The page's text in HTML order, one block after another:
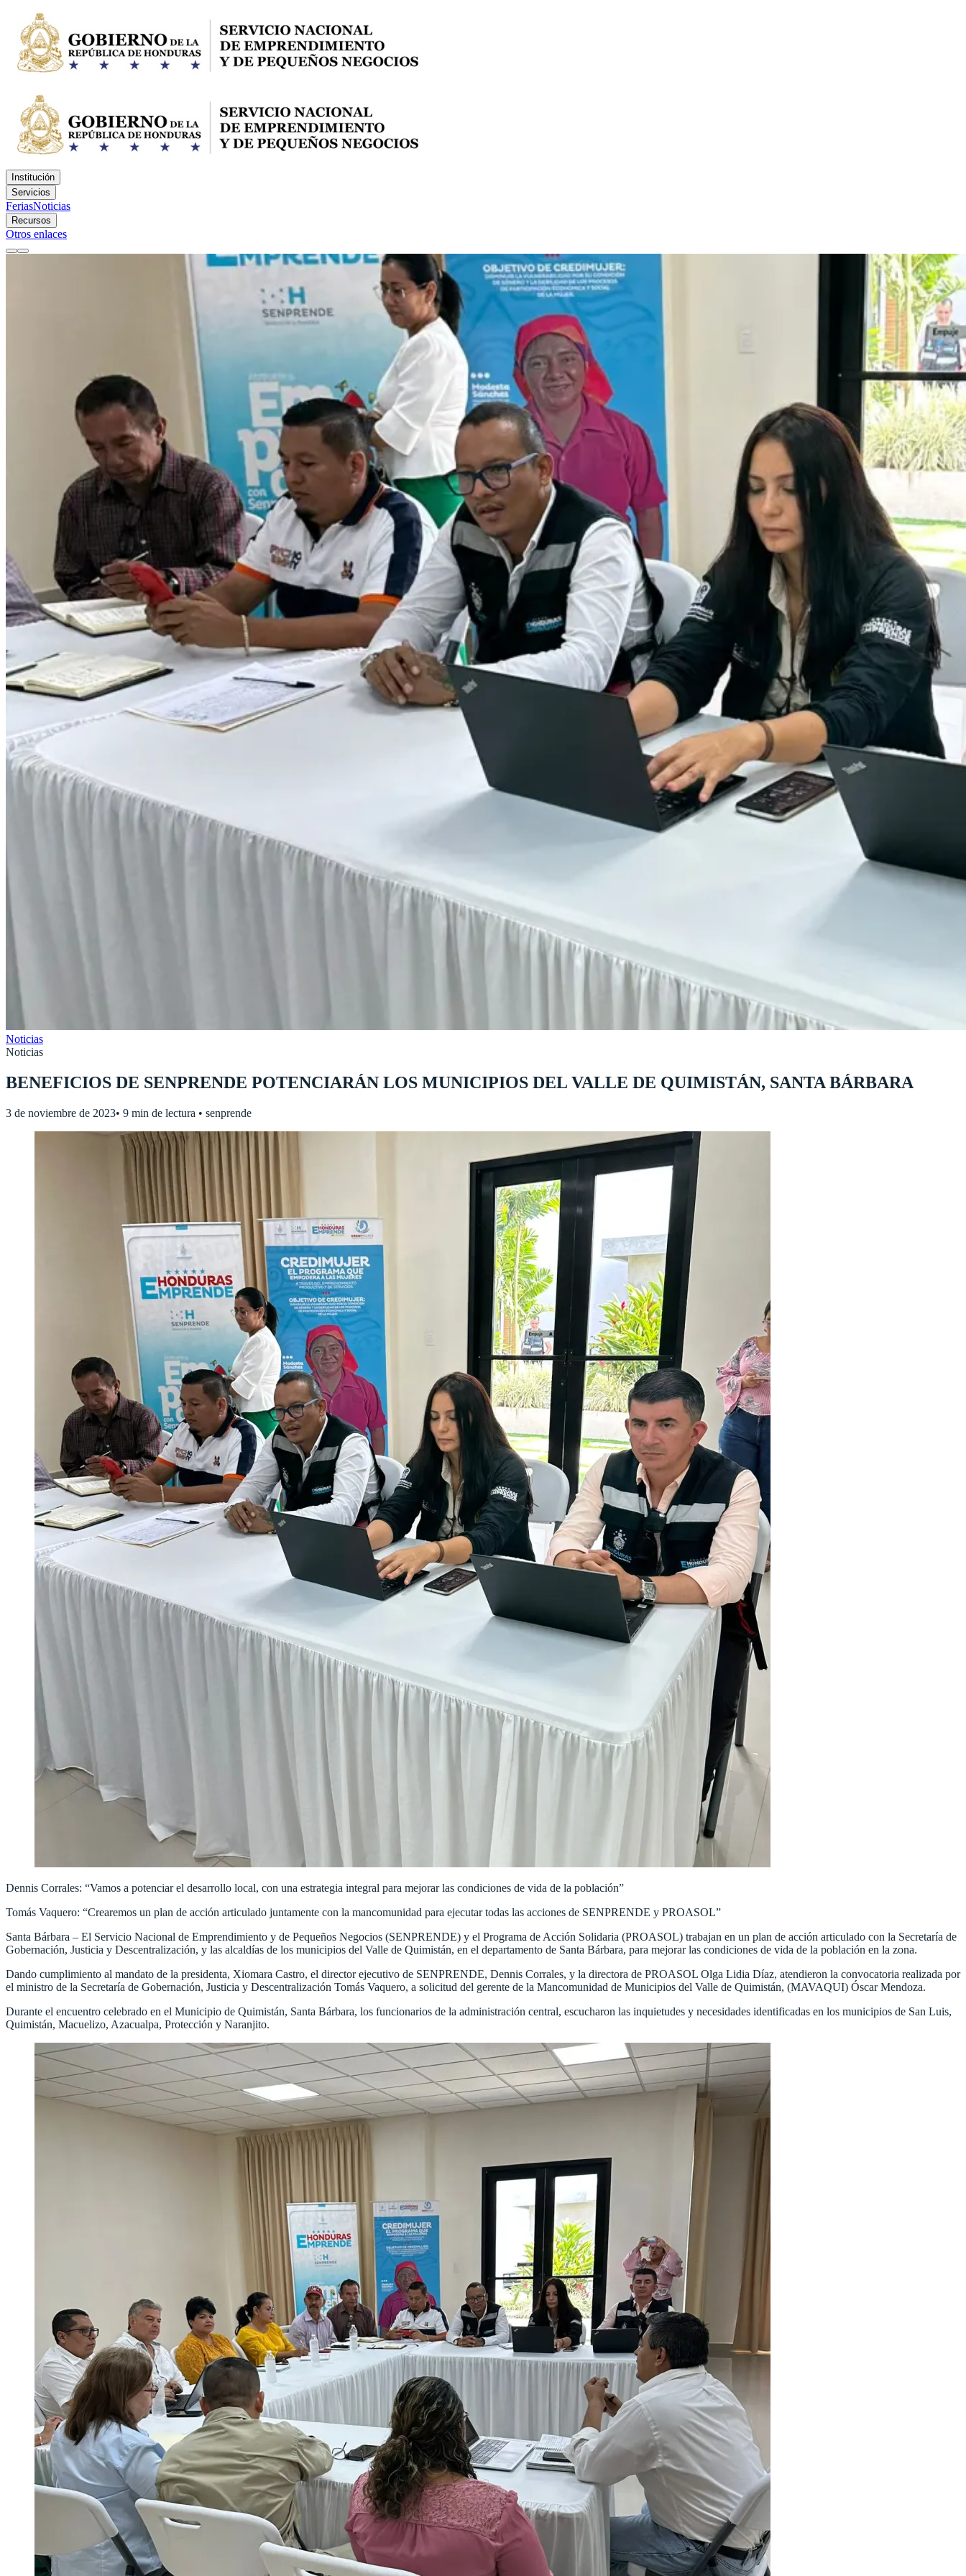
Institución
Servicios
FeriasNoticias
Recursos
Otros enlaces
Noticias
Noticias
BENEFICIOS DE SENPRENDE POTENCIARÁN LOS MUNICIPIOS DEL VALLE DE QUIMISTÁN, SANTA BÁRBARA
3 de noviembre de 2023• 9 min de lectura • senprende
Dennis Corrales: “Vamos a potenciar el desarrollo local, con una estrategia integral para mejorar las condiciones de vida de la población”
Tomás Vaquero: “Crearemos un plan de acción articulado juntamente con la mancomunidad para ejecutar todas las acciones de SENPRENDE y PROASOL”
Santa Bárbara – El Servicio Nacional de Emprendimiento y de Pequeños Negocios (SENPRENDE) y el Programa de Acción Solidaria (PROASOL) trabajan en un plan de acción articulado con la Secretaría de
Gobernación, Justicia y Descentralización, y las alcaldías de los municipios del Valle de Quimistán, en el departamento de Santa Bárbara, para mejorar las condiciones de vida de la población en la zona.
Dando cumplimiento al mandato de la presidenta, Xiomara Castro, el director ejecutivo de SENPRENDE, Dennis Corrales, y la directora de PROASOL Olga Lidia Díaz, atendieron la convocatoria realizada por
el ministro de la Secretaría de Gobernación, Justicia y Descentralización Tomás Vaquero, a solicitud del gerente de la Mancomunidad de Municipios del Valle de Quimistán, (MAVAQUI) Óscar Mendoza.
Durante el encuentro celebrado en el Municipio de Quimistán, Santa Bárbara, los funcionarios de la administración central, escucharon las inquietudes y necesidades identificadas en los municipios de San Luis,
Quimistán, Macuelizo, Azacualpa, Protección y Naranjito.